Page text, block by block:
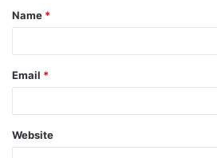
Name *
Email *
Website